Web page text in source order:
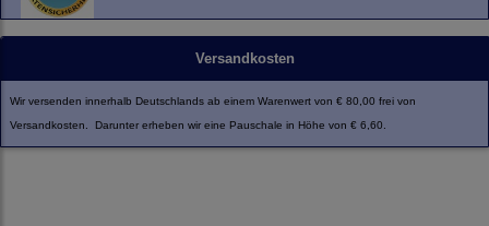
Versandkosten
Wir versenden innerhalb Deutschlands ab einem Warenwert von € 80,00 frei von
Versandkosten. Darunter erheben wir eine Pauschale in Höhe von € 6,60.